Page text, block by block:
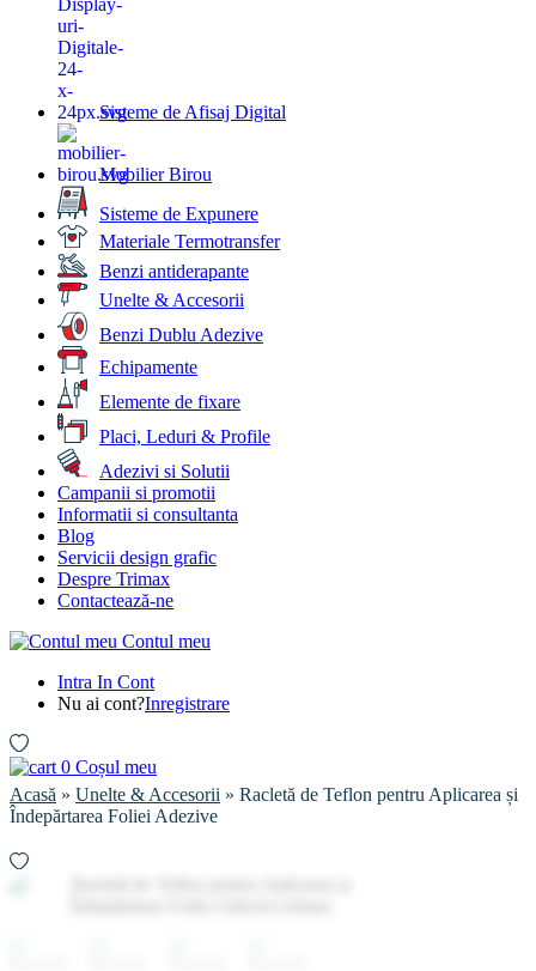
Sisteme de Afisaj Digital
Mobilier Birou
Sisteme de Expunere
Materiale Termotransfer
Benzi antiderapante
Unelte & Accesorii
Benzi Dublu Adezive
Echipamente
Elemente de fixare
Placi, Leduri & Profile
Adezivi si Solutii
Campanii si promotii
Informatii si consultanta
Blog
Servicii design grafic
Despre Trimax
Contactează-ne
Contul meu
Intra In Cont
Nu ai cont?Inregistrare
0 Coșul meu
Acasă » Unelte & Accesorii » Racletă de Teflon pentru Aplicarea și
Îndepărtarea Foliei Adezive